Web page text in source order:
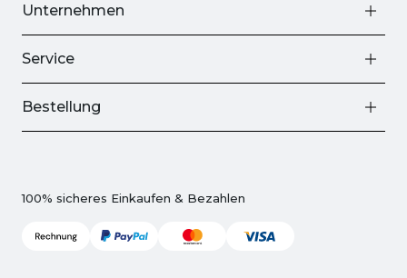
Unternehmen
Service
Bestellung
100% sicheres Einkaufen & Bezahlen